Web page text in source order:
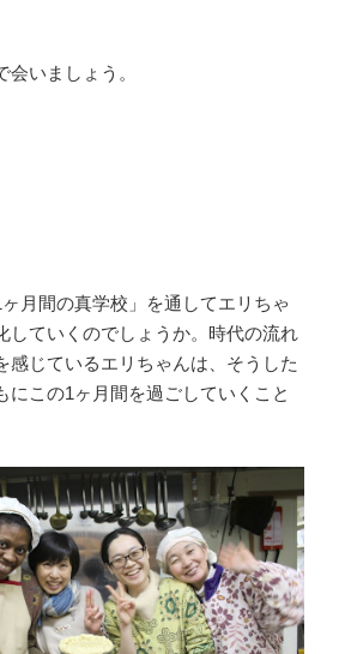
いましょう。
月間の真学校」を通してエリちゃ
していくのでしょうか。時代の流れ
感じているエリちゃんは、そうした
にこの1ヶ月間を過ごしていくこと